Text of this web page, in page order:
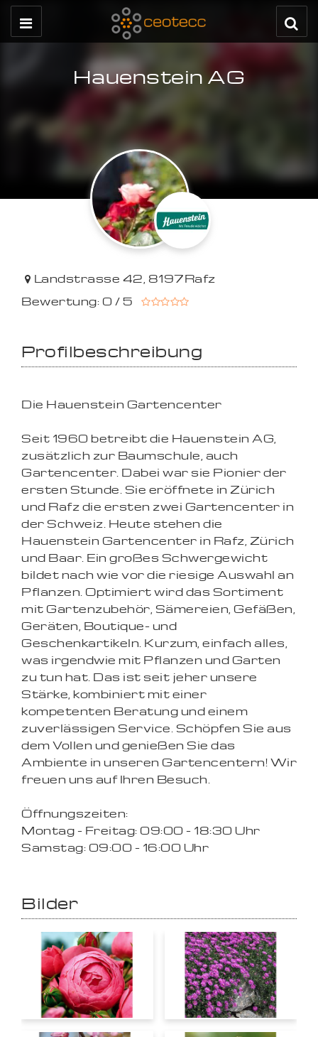
Hauenstein AG
Landstrasse 42, 8197Rafz
Bewertung: 0 / 5
Profilbeschreibung
Die Hauenstein Gartencenter
Seit 1960 betreibt die Hauenstein AG,
zusätzlich zur Baumschule, auch
Gartencenter. Dabei war sie Pionier der
ersten Stunde. Sie eröffnete in Zürich
und Rafz die ersten zwei Gartencenter in
der Schweiz. Heute stehen die
Hauenstein Gartencenter in Rafz, Zürich
und Baar. Ein großes Schwergewicht
bildet nach wie vor die riesige Auswahl an
Pflanzen. Optimiert wird das Sortiment
mit Gartenzubehör, Sämereien, Gefäßen,
Geräten, Boutique- und
Geschenkartikeln. Kurzum, einfach alles,
was irgendwie mit Pflanzen und Garten
zu tun hat. Das ist seit jeher unsere
Stärke, kombiniert mit einer
kompetenten Beratung und einem
zuverlässigen Service. Schöpfen Sie aus
dem Vollen und genießen Sie das
Ambiente in unseren Gartencentern! Wir
freuen uns auf Ihren Besuch.
Öffnungszeiten:
Montag - Freitag: 09:00 - 18:30 Uhr
Samstag: 09:00 - 16:00 Uhr
Bilder